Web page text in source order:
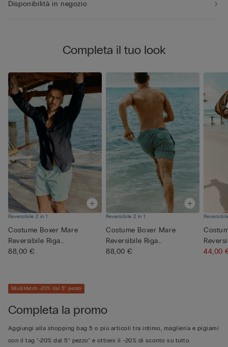
Disponibilità in negozio
Completa il tuo look
Reversibile 2 in 1
Costume Boxer Mare
Reversibile Riga
Bianco/Azzurro
88,00 €
Reversibile 2 in 1
Costume Boxer Mare
Reversibile Riga
Bianco/Verde
88,00 € 44,00
Mix&Match -20% dal 5° pezzo
Completa la promo
Aggiungi alla shopping bag 5 o più articoli tra intimo, maglieria e pigiami
con il tag "-20% dal 5° pezzo" e ottieni il -20% di sconto su tutto.